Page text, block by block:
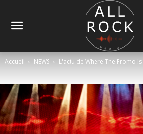
Accueil NEWS L'actu de Where The Promo Is